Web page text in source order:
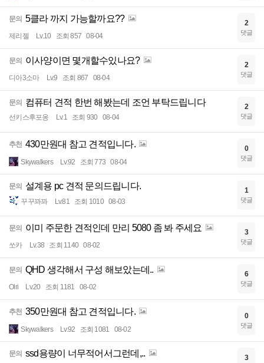
문의 5클라 까지 가능할까요??
제리젤 Lv.10 조회 857 08-04
2
댓글
문의 이사양이면 몇개할수있나요?
디아3소마 Lv.9 조회 867 08-04
2
댓글
문의 컴퓨터 견적 한번 해봤는데 조언 부탁드립니다
선키스후포옹 Lv.1 조회 930 08-04
2
댓글
추천 430만원대 참고 견적입니다.
Skywalkers Lv.92 조회 773 08-04
0
댓글
문의 설계용 pc 견적 문의드립니다.
꾸꾸꽈꽈 Lv.81 조회 1010 08-03
1
댓글
문의 이미 주문한 견적인데 만리 5080 좀 봐 주세요
쏘카 Lv.38 조회 1140 08-02
3
댓글
문의 QHD 생각해서 구성 해보았는데..
Olri Lv.20 조회 1181 08-02
6
댓글
추천 350만원대 참고 견적입니다.
Skywalkers Lv.92 조회 1081 08-02
0
댓글
문의 ssd용량이 너무적어서그런데,.. 3